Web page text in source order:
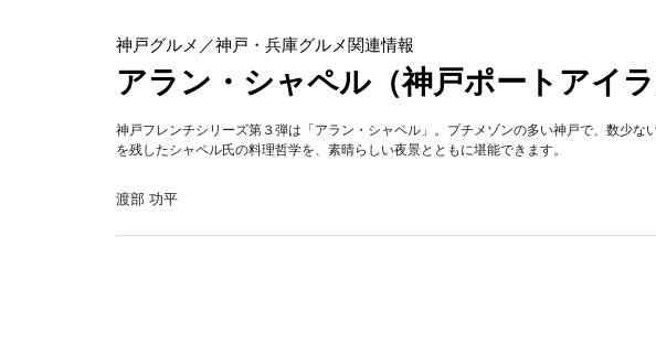
神戸グルメ ／神戸・兵庫グルメ関連情報
アラン・シャペル（神戸ポートアイラ
神戸フレンチシリーズ第３弾は「アラン・シャペル」。プチメゾンの多い神戸で、数少な
を残したシャペル氏の料理哲学を、素晴らしい夜景とともに堪能できます。
渡部 功平